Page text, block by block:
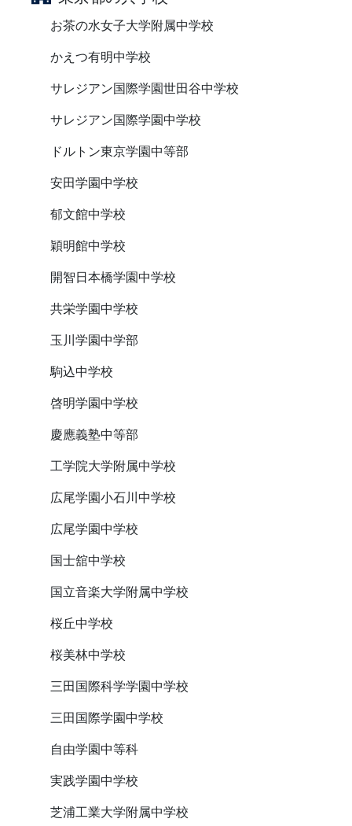
お茶の水女子大学附属中学校
かえつ有明中学校
サレジアン国際学園世田谷中学校
サレジアン国際学園中学校
ドルトン東京学園中等部
安田学園中学校
郁文館中学校
穎明館中学校
開智日本橋学園中学校
共栄学園中学校
玉川学園中学部
駒込中学校
啓明学園中学校
慶應義塾中等部
工学院大学附属中学校
広尾学園小石川中学校
広尾学園中学校
国士舘中学校
国立音楽大学附属中学校
桜丘中学校
桜美林中学校
三田国際科学学園中学校
三田国際学園中学校
自由学園中等科
実践学園中学校
芝浦工業大学附属中学校